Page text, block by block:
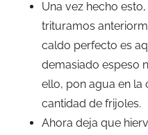
Una vez hecho
trituramos
caldo perfecto es
demasiado espeso
ello, pon agua en la
cantidad de frijoles.
Ahora deja que